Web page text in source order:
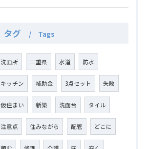
タグ Tags
洗面所 三重県 水道 防水
キッチン 補助金 3点セット 失敗
仮住まい 新築 洗面台 タイル
注意点 住みながら 配管 どこに